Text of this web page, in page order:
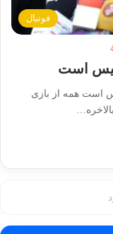
فوتبال
است
است همه از بازی